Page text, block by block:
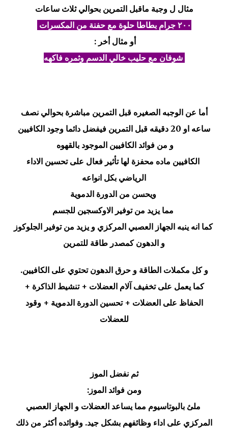
مثال ل وجبة ماقبل التمرين بحوالي ثلاث ساعات
٢٠٠ جرام بطاطا حلوة مع حفنة من المكسرات
أو مثال أخر :
شوفان مع حليب خالي الدسم وثمره فاكهه
أما عن الوجبه الصغيره قبل التمرين مباشرة بحوالي نصف
ساعه او 20 دقيقه قبل التمرين فيفضل دائما وجود الكافيين
و من فوائد الكافيين الموجود بالقهوه
الكافيين ماده محفزة لها تأثير فعال على تحسين الاداء
الرياضي بكل انواعه
ويحسن من الدورة الدموية
مما يزيد من توفير الاوكسجين للجسم
كما انه ينبه الجهاز العصبي المركزي و يزيد من توفير الجلوكوز
و الدهون كمصدر طاقة للتمرين
و كل مكملات الطاقة و حرق الدهون تحتوي على الكافيين.
كما يعمل على تخفيف آلام العضلات + تنشيط الذاكرة +
الحفاظ على العضلات + تحسين الدورة الدموية + وقود
للعضلات
ثم نفضل الموز
ومن فوائد الموز:
ملئ بالبوتاسيوم مما يساعد العضلات و الجهاز العصبي
المركزي على اداء وظائفهم بشكل جيد. وفوائده أكثر من ذلك